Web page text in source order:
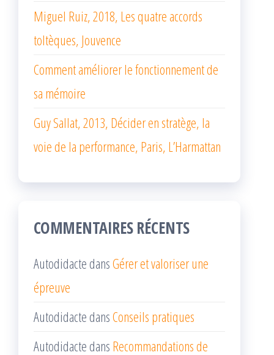
Miguel Ruiz, 2018, Les quatre accords
toltèques, Jouvence
Comment améliorer le fonctionnement de
sa mémoire
Guy Sallat, 2013, Décider en stratège, la
voie de la performance, Paris, L’Harmattan
COMMENTAIRES RÉCENTS
Autodidacte dansGérer et valoriser une
épreuve
Autodidacte dansConseils pratiques
Autodidacte dans Recommandations de